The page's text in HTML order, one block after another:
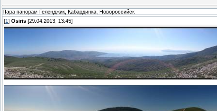
Пара панорам Геленджик, Кабардинка, Новороссийск
[1 ] Osiris [29.04.2013, 13:45]